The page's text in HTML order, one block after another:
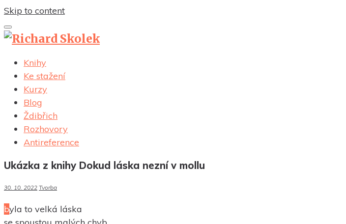
Skip to content
Knihy
Ke stažení
Kurzy
Blog
Ždibřich
Rozhovory
Antireference
Ukázka z knihy Dokud láska nezní v mollu
30. 10. 2022 Tvorba
byla to velká láska